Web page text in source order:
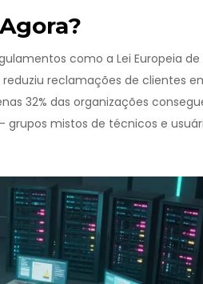
como a Lei Europeia de
reclamações de clientes
32% das organizações
mistos de técnicos e